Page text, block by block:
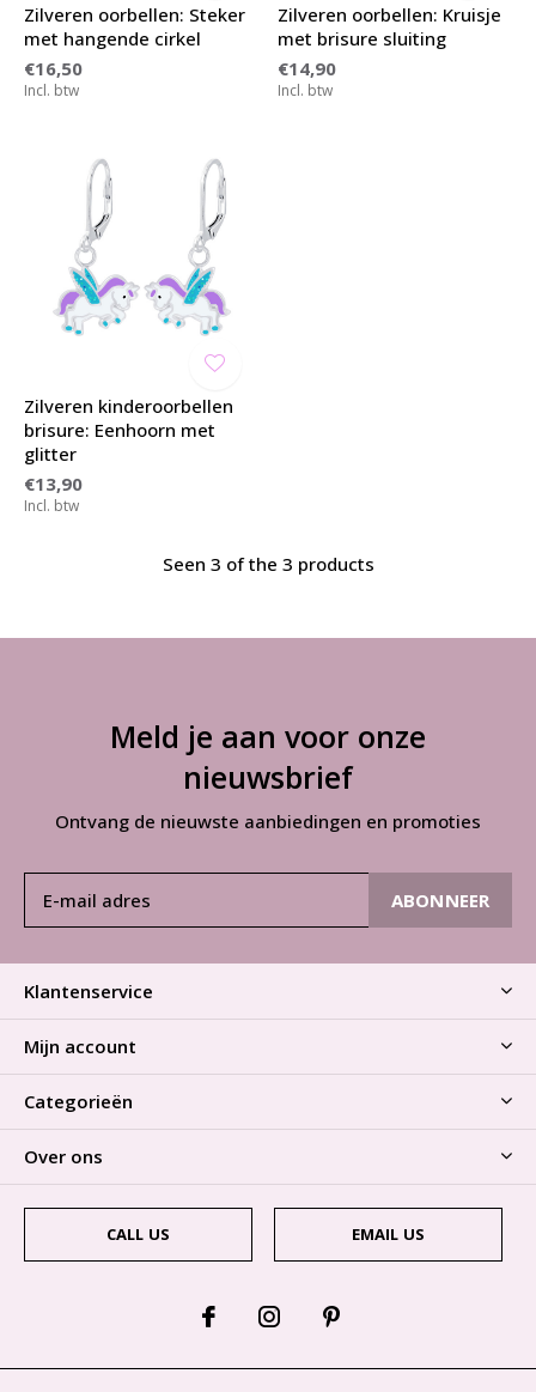
Zilveren oorbellen: Steker
met hangende cirkel
€16,50
Incl. btw
Zilveren oorbellen: Kruisje
met brisure sluiting
€14,90
Incl. btw
Zilveren kinderoorbellen
brisure: Eenhoorn met
glitter
€13,90
Incl. btw
Seen 3 of the 3 products
Meld je aan voor onze
nieuwsbrief
Ontvang de nieuwste aanbiedingen en promoties
ABONNEER
Klantenservice
Mijn account
Categorieën
Over ons
CALL US EMAIL US